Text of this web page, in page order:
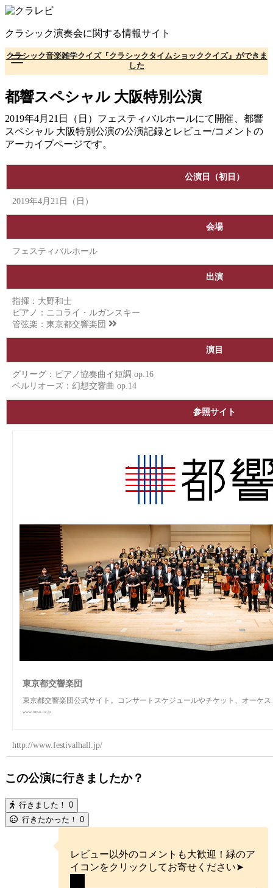
コ
テ
ン
ツ
へ
移
動
クラシック演奏会に関する情報サイト
クラシック音楽雑学クイズ『クラシックタイムショッククイズ』ができま
した
都響スペシャル 大阪特別公演
2019年4月21日（日）フェスティバルホールにて開催、都響
スペシャル 大阪特別公演の公演記録とレビュー/コメントの
アーカイブページです。
公演日（初日）
2019年4月21日（日）
会場
フェスティバルホール
出演
指揮：大野和士
ピアノ：ニコライ・ルガンスキー
管弦楽： 東京都交響楽団
演目
グリーグ：ピアノ協奏曲イ短調 op.16
ベルリオーズ：幻想交響曲 op.14
参照サイト
東京都交響楽団
東京都交響楽団公式サイト。コンサートスケジュールやチケット、オーケ
www.tmso.or.jp
http://www.festivalhall.jp/
この公演に行きましたか？
行きました！ 0
行きたかった！ 0
レビュー以外のコメントも大歓迎！緑のア
イコンをクリックしてお寄せください➤